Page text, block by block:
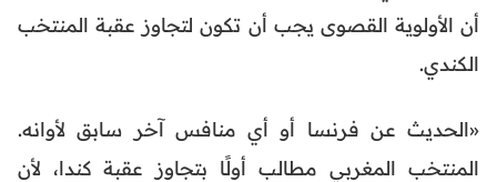
أن الأولوية القصوى يجب أن تكون لتجاوز عقبة المنتخب
الكندي.
«الحديث عن فرنسا أو أي منافس آخر سابق لأوانه.
المنتخب المغربي مطالب أولًا بتجاوز عقبة كندا، لأن